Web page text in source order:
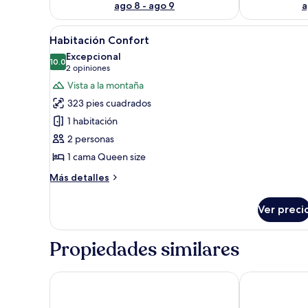
ago 8 - ago 9
Abrir
todas
las
fotos
de
Habitación
Confort
Un dormitorio con colcha
4
Habitación Confort
10.010.0 de 10
Excepcional
2 opiniones
(2
opiniones)
Vista a la montaña
323 pies cuadrados
1 habitación
2 personas
1 cama Queen size
Más detalles
Más
Confort
Ver
Propiedades similares
Hotel Rancho San Diego Grand Spa ResortFiesta